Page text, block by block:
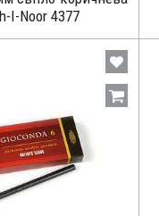
I-Noor 4377